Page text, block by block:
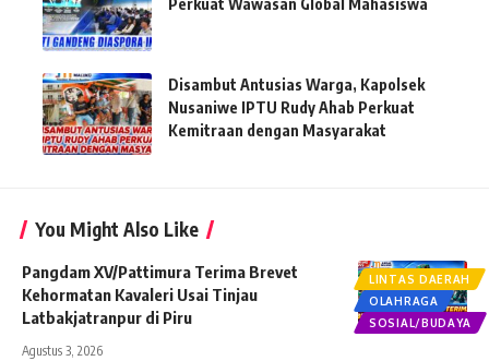
Perkuat Wawasan Global Mahasiswa
Disambut Antusias Warga, Kapolsek
Nusaniwe IPTU Rudy Ahab Perkuat
Kemitraan dengan Masyarakat
You Might Also Like
LINTAS DAERAH
OLAHRAGA
SOSIAL/BUDAYA
Pangdam XV/Pattimura Terima Brevet
Kehormatan Kavaleri Usai Tinjau
Latbakjatranpur di Piru
Agustus 3, 2026